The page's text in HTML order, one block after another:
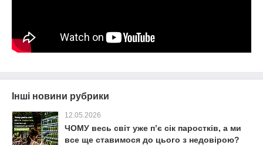
Інші новини рубрики
12.05.2026
ЧОМУ весь світ уже п’є сік паростків, а ми
все ще ставимося до цього з недовірою?